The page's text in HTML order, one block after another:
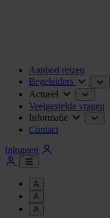
Aanbod reizen
Begeleiders
Actueel
Veelgestelde vragen
Informatie
Contact
Inloggen
A
A
A